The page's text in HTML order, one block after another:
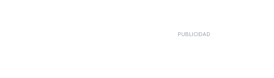
PUBLICIDAD